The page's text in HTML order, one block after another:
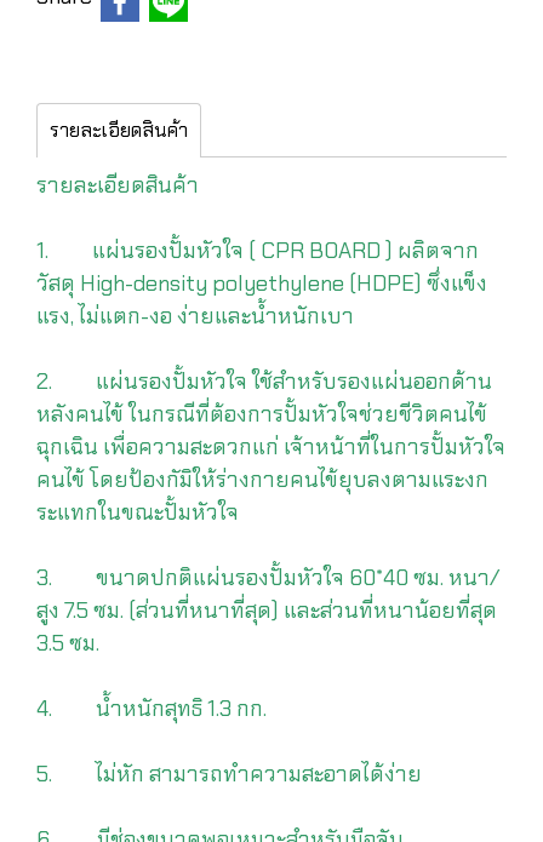
รายละเอียดสินค้า
รายละเอียดสินค้า
1. แผ่นรองปั้มหัวใจ ( CPR BOARD ) ผลิตจาก
วัสดุ High-density polyethylene (HDPE) ซึ่งแข็ง
แรง, ไม่แตก-งอ ง่ายและน้ำหนักเบา
2. แผ่นรองปั้มหัวใจ ใช้สำหรับรองแผ่นออกด้าน
หลังคนไข้ ในกรณีที่ต้องการปั้มหัวใจช่วยชีวิตคนไข้
ฉุกเฉิน เพื่อความสะดวกแก่ เจ้าหน้าที่ในการปั้มหัวใจ
คนไข้ โดยป้องกัมิให้ร่างกายคนไข้ยุบลงตามแระงก
ระแทกในขณะปั้มหัวใจ
3. ขนาดปกติแผ่นรองปั้มหัวใจ 60*40 ซม. หนา/
สูง 7.5 ซม. (ส่วนที่หนาที่สุด) และส่วนที่หนาน้อยที่สุด
3.5 ซม.
4. น้ำหนักสุทธิ 1.3 กก.
5. ไม่หัก สามารถทำความสะอาดได้ง่าย